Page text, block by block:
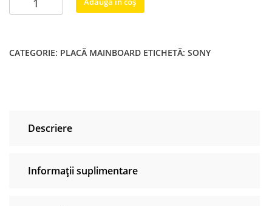
1-
12
32WD758
32WD751
CATEGORIE: PLACĂ MAINBOARD ETICHETĂ: SONY
Descriere
Informații suplimentare